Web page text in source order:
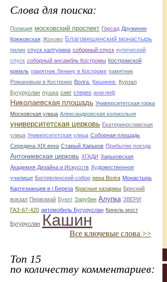
Слова для поиска:
Полиция московский проспект Горсад Дружинин
Крюковская Жохово Благовещенский монастырь
пилин спуск халтурина соборный спуск купеческий
спуск соборный ансамбль Костромы Костромской
кремль памятник Ленину в Костроме памятник
Романовым в Костроме Волга. Кишинев.
Курзал
Бугуруслан пушка снег стерео анаглиф
Николаевская площадь Университетская горка
Московская улица Александровская колокольня
университетская церковь Екатеринославская
улица Университетская улица Соборная площадь
Середина XIX века Старый Харьков Прибытие поезда
Антониевская церковь ХГАДИ Харьковская
Академия Дизайна и Искусств Художественное
училище Богоявленский собор река Волга Монастырь
Картезианцев в г.Береза Красные казармы Бреский
вокзал Первомай Букет Зарубин Алупка ЗВЕРИ
ГАЗ-67-420 автомобиль Бугуруслан Кинель мост
Бугуруслан Кашин
Все ключевые слова >>
Топ 15
по количеству комментариев: